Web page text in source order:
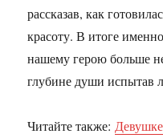
рассказав, как
красоту. В итоге
нашему герою больше
глубине души испытав
Читайте также: